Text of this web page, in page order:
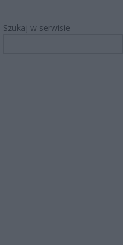
Szukaj w serwisie